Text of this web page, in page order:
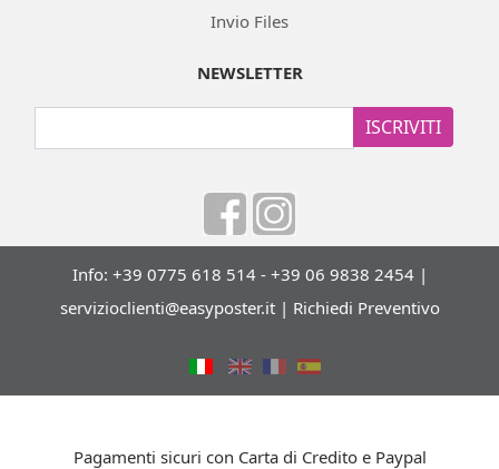
Invio Files
NEWSLETTER
ISCRIVITI
Info: +39 0775 618 514 - +39 06 9838 2454 |
servizioclienti@easyposter.it| Richiedi Preventivo
Pagamenti sicuri con Carta di Credito e Paypal